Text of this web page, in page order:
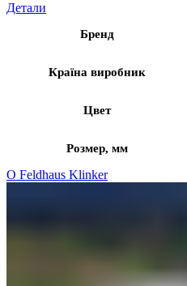
Детали
Бренд
Країна виробник
Цвет
Розмер, мм
О Feldhaus Klinker